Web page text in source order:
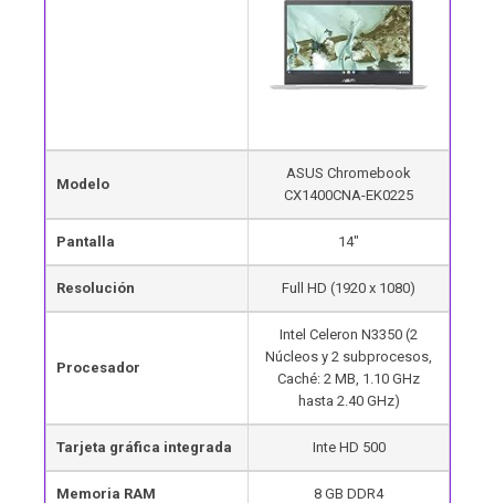
Modelo
ASUS Chromebook
CX1400CNA-EK0225
Pantalla 14″
Resolución Full HD (1920 x 1080)
Procesador
Intel Celeron N3350 (2
Núcleos y 2 subprocesos,
Caché: 2 MB, 1.10 GHz
hasta 2.40 GHz)
Tarjeta gráfica integrada Inte HD 500
Memoria RAM 8 GB DDR4